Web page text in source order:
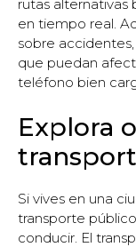
rutas alternativas
en tiempo real.
sobre
que puedan
teléfono bien
Explora
Si vives en una
transporte
conducir. El